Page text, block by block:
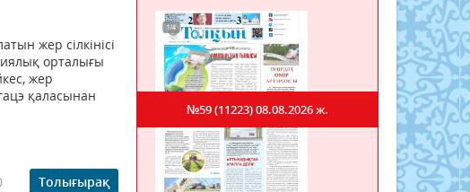
жер сілкінісі
орталығы
жер
қаласынан
Толығырақ
№59 (11223)08.08.2026 ж.